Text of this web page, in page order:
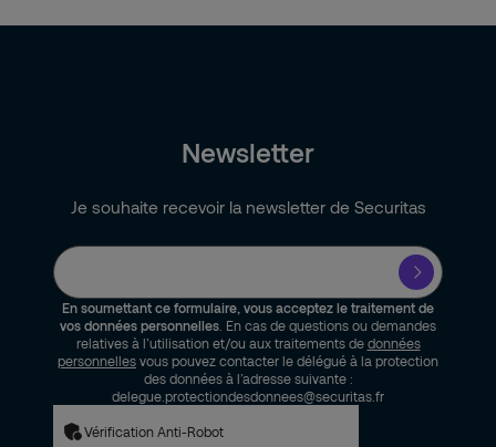
Newsletter
Je souhaite recevoir la newsletter de Securitas
En soumettant ce formulaire, vous acceptez le traitement de
vos données personnelles . En cas de questions ou demandes
relatives à l’utilisation et/ou aux traitements de données
personnelles vous pouvez contacter le délégué à la protection
des données à l’adresse suivante :
delegue.protectiondesdonnees@securitas.fr
Vérification Anti-Robot